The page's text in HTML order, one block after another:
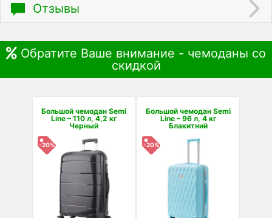
Отзывы
Обратите Ваше внимание - чемоданы со
скидкой
Большой чемодан Semi
Line – 110 л, 4,2 кг
Черный
-20%
Большой чемодан Semi
Line – 96 л, 4 кг
Блакитний
-20%